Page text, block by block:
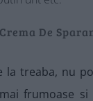
De
la treaba, nu
frumoase si